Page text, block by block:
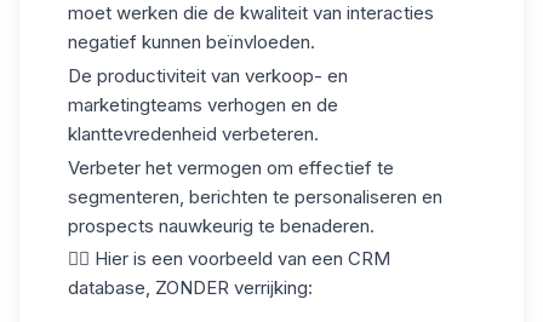
moet werken die de kwaliteit van interacties
negatief kunnen beïnvloeden.
De productiviteit van verkoop- en
marketingteams verhogen en de
klanttevredenheid verbeteren.
Verbeter het vermogen om effectief te
segmenteren, berichten te personaliseren en
prospects nauwkeurig te benaderen.
👇🏼 Hier is een voorbeeld van een CRM
database, ZONDER verrijking: